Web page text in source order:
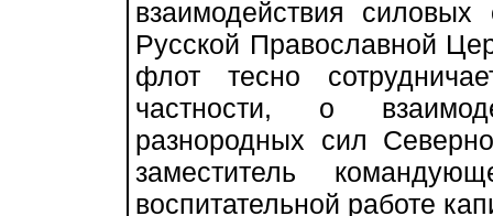
взаимодействия
Русской Православной
флот тесно
частности, о
разнородных сил
заместитель
воспитательной работе